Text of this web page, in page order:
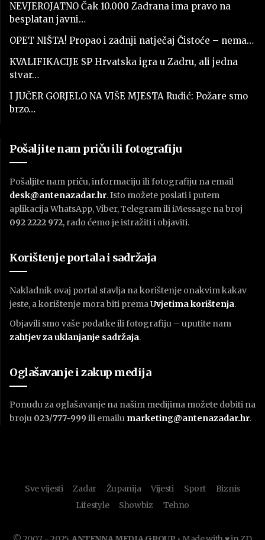
NEVJEROJATNO Čak 10.000 Zadrana ima pravo na
besplatan javni…
OPET NIŠTA! Propao i zadnji natječaj Čistoće – nema…
KVALIFIKACIJE SP Hrvatska igra u Zadru, ali jedna
stvar…
I JUČER GORJELO NA VIŠE MJESTA Rudić: Požare smo
brzo…
Pošaljite nam priču ili fotografiju
Pošaljite nam priču, informaciju ili fotografiju na email
desk@antenazadar.hr. Isto možete poslati i putem
aplikacija WhatsApp, Viber, Telegram ili iMessage na broj
092 2222 972, rado ćemo je istražiti i objaviti.
Korištenje portala i sadržaja
Nakladnik ovaj portal stavlja na korištenje onakvim kakav
jeste, a korištenje mora biti prema Uvjetima korištenja.
Objavili smo vaše podatke ili fotografiju – uputite nam
zahtjev za uklanjanje sadržaja.
Oglašavanje i zakup medija
Ponudu za oglašavanje na našim medijima možete dobiti na
broju 023/777-999 ili emailu marketing@antenazadar.hr.
Sve vijesti Zadar Županija Vijesti Sport
Biznis
Lifestyle
Showbiz Tehno